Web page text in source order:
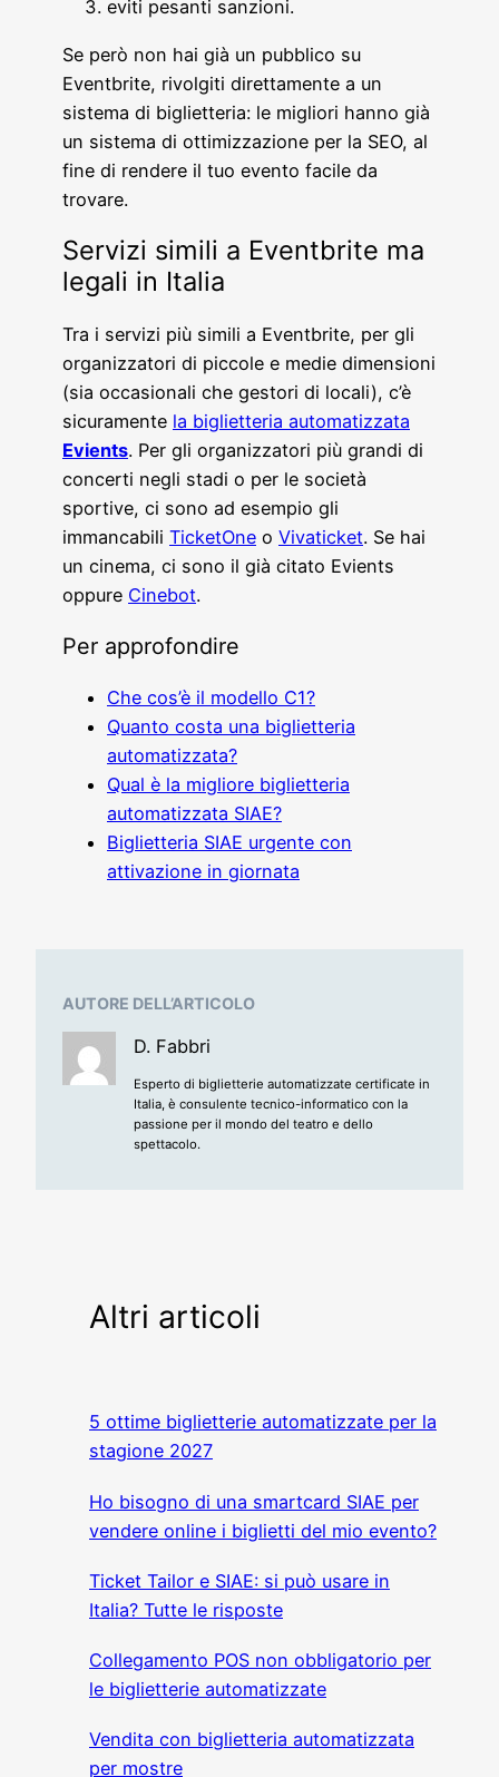
eviti pesanti sanzioni.
Se però non hai già un pubblico su
Eventbrite, rivolgiti direttamente a un
sistema di biglietteria: le migliori hanno già
un sistema di ottimizzazione per la SEO, al
fine di rendere il tuo evento facile da
trovare.
Servizi simili a Eventbrite ma
legali in Italia
Tra i servizi più simili a Eventbrite, per gli
organizzatori di piccole e medie dimensioni
(sia occasionali che gestori di locali), c’è
sicuramente la biglietteria automatizzata
Evients. Per gli organizzatori più grandi di
concerti negli stadi o per le società
sportive, ci sono ad esempio gli
immancabili TicketOne o Vivaticket. Se hai
un cinema, ci sono il già citato Evients
oppure Cinebot.
Per approfondire
Che cos’è il modello C1?
Quanto costa una biglietteria
automatizzata?
Qual è la migliore biglietteria
automatizzata SIAE?
Biglietteria SIAE urgente con
attivazione in giornata
AUTORE DELL’ARTICOLO
D. Fabbri
Esperto di biglietterie automatizzate certificate in
Italia, è consulente tecnico-informatico con la
passione per il mondo del teatro e dello
spettacolo.
Altri articoli
5 ottime biglietterie automatizzate per la
stagione 2027
Ho bisogno di una smartcard SIAE per
vendere online i biglietti del mio evento?
Ticket Tailor e SIAE: si può usare in
Italia? Tutte le risposte
Collegamento POS non obbligatorio per
le biglietterie automatizzate
Vendita con biglietteria automatizzata
per mostre